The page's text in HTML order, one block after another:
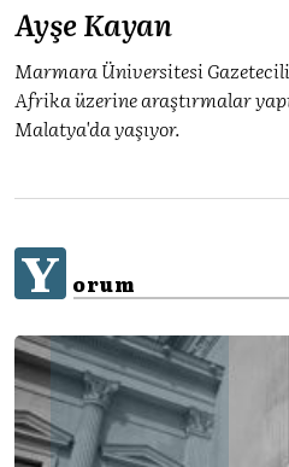
Ayşe Kayan
Marmara Üniversitesi
Afrika üzerine araştırmalar
Malatya'da yaşıyor.
Y orum